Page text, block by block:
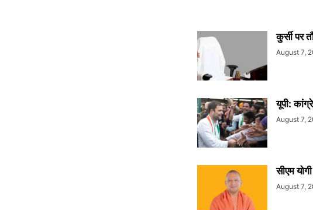
कुर्सी पर
August 7,
यूपी:
August 7,
सीएम
August 7,